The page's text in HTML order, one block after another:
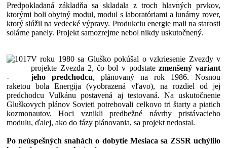
Predpokladaná základňa sa skladala z troch hlavných prvkov,
ktorými boli obytný modul, modul s laboratóriami a lunárny rover,
ktorý slúžil na vedecké výpravy. Produkciu energie mali na starosti
solárne panely. Projekt samozrejme nebol nikdy uskutočnený.
-
V roku 1980 sa Gluško pokúšal o vzkriesenie Zvezdy v
projekte Zvezda 2, čo bol v podstatezmenšený variant
jeho predchodcu, plánovaný na rok 1986. Nosnou
raketou bola Energija (vyobrazená vľavo), na rozdiel od jej
predchodcu Vulkánu postavená aj testovaná. Na uskutočnenie
Gluškovych plánov Sovieti potrebovali celkovo tri štarty a piatich
kozmonautov. Hoci vznikli predbežné návrhy pristávacieho
modulu, ďalej, ako do fázy plánovania, sa projekt nedostal.
Po neúspešných snahách o dobytie Mesiaca sa ZSSR uchýlilo